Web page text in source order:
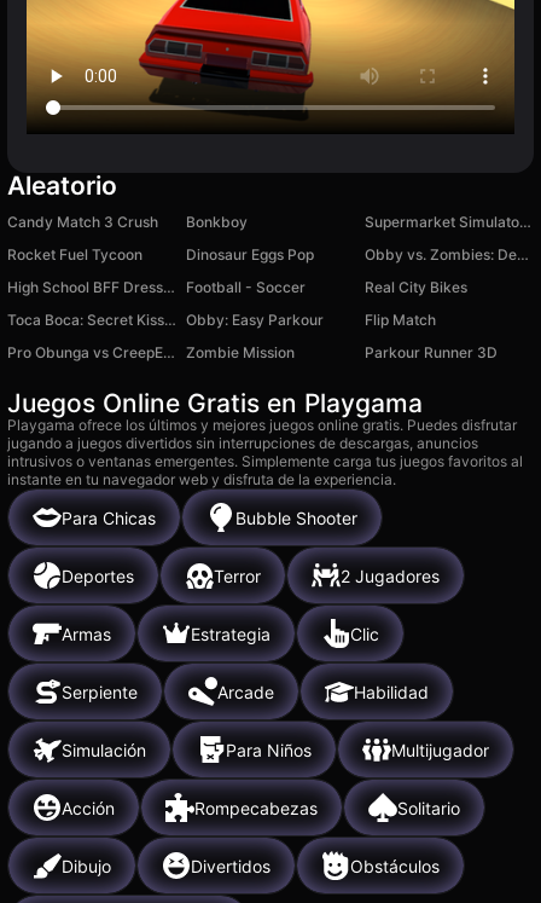
Aleatorio
Candy Match 3 Crush Bonkboy
Supermarket Simulator: Desert
Rocket Fuel Tycoon
Dinosaur Eggs Pop
Obby vs. Zombies: Dead Rails
High School BFF Dress Up
Football - Soccer
Real City Bikes
Toсa Boсa: Secret Kisses Obby: Easy Parkour
Flip Match
Pro Obunga vs CreepEnder
Zombie Mission Parkour Runner 3D
Juegos Online Gratis en Playgama
Playgama ofrece los últimos y mejores juegos online gratis. Puedes disfrutar
jugando a juegos divertidos sin interrupciones de descargas, anuncios
intrusivos o ventanas emergentes. Simplemente carga tus juegos favoritos al
instante en tu navegador web y disfruta de la experiencia.
Para Chicas Bubble Shooter
Deportes Terror 2 Jugadores
Armas Estrategia Clic
Serpiente Arcade Habilidad
Simulación Para Niños Multijugador
Acción Rompecabezas Solitario
Dibujo Divertidos Obstáculos